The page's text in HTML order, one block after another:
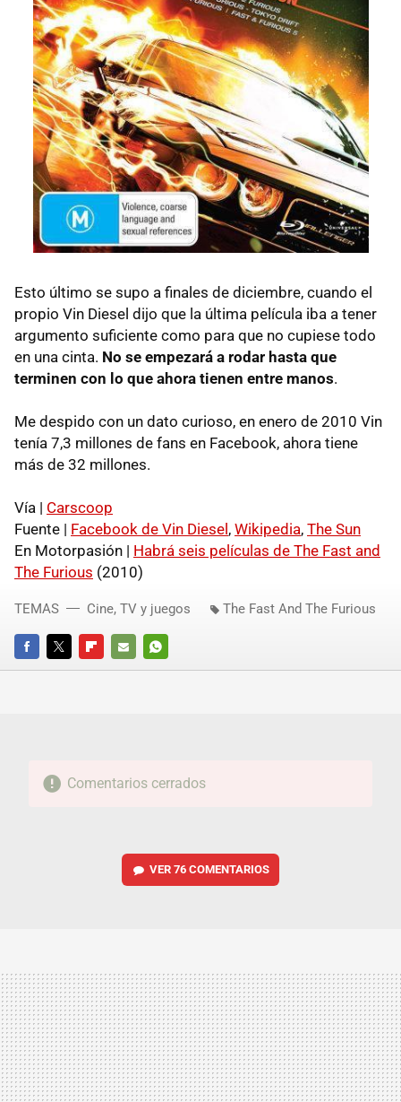
Esto último se supo a finales de diciembre, cuando el
propio Vin Diesel dijo que la última película iba a tener
argumento suficiente como para que no cupiese todo
en una cinta. No se empezará a rodar hasta que
terminen con lo que ahora tienen entre manos.
Me despido con un dato curioso, en enero de 2010 Vin
tenía 7,3 millones de fans en Facebook, ahora tiene
más de 32 millones.
Vía | Carscoop
Fuente | Facebook de Vin Diesel , Wikipedia, The Sun
En Motorpasión | Habrá seis películas de The Fast and
The Furious (2010)
FACEBOOKTWITTERFLIPBOARD
E-
WHATSAPP
TEMAS Cine, TV y juegos The Fast And The Furious
Comentarios cerrados
VER 76 COMENTARIOS